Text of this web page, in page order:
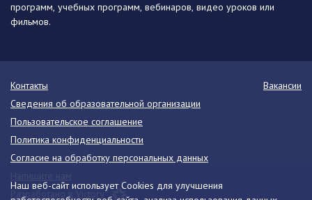
Наш веб-сайт использует Cookies для улучшения
программ, учебных программ, вебинаров, видео уроков или
фильмов.
Контакты
Вакансии
Сведения об образовательной организации
Пользовательское соглашение
Политика конфиденциальности
Согласие на обработку персональных данных
Разработано в Victory